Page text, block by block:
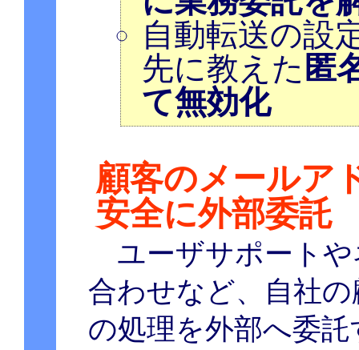
自動転送の設
先に教えた 匿
て無効化
顧客のメールア
安全に外部委託
ユーザサポートや
合わせなど、自社
の処理を外部へ委